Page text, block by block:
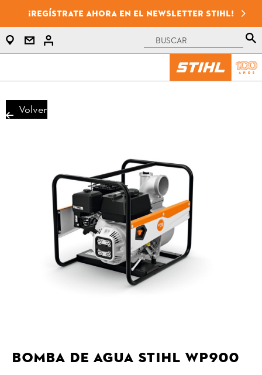
¡Regístrate ahora en el newsletter STIHL!
Volver
Bomba de agua STIHL WP900